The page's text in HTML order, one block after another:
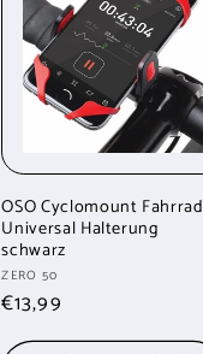
OSO Cyclomount Fahrrad
Universal Halterung
schwarz
Anbieter:
ZERO 50
Normaler
Preis
€13,99